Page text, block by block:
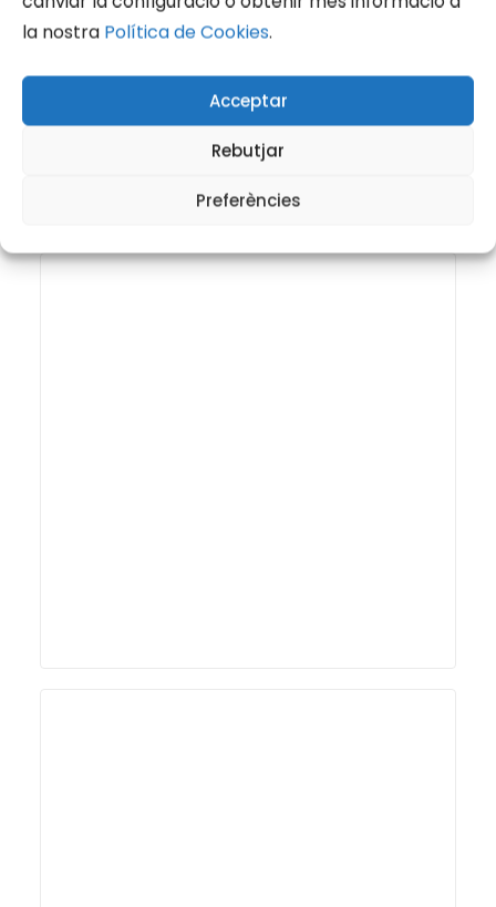
la nostra Política de Cookies.
Acceptar
Rebutjar
Preferències